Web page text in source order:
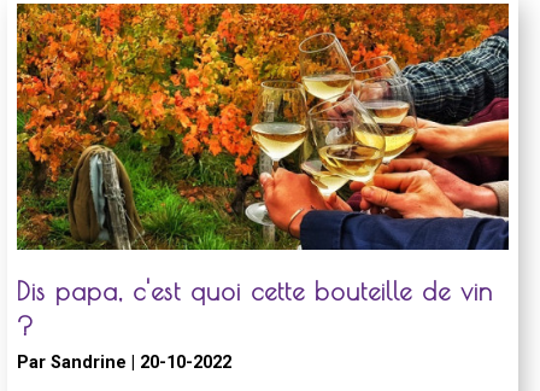
Dis papa, c'est quoi cette bouteille de vin
?
Par Sandrine | 20-10-2022